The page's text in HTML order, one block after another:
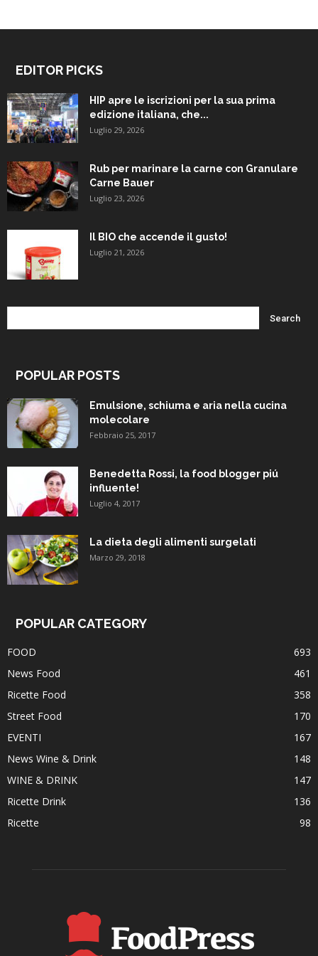
EDITOR PICKS
HIP apre le iscrizioni per la sua prima
edizione italiana, che...
Luglio 29, 2026
Rub per marinare la carne con Granulare
Carne Bauer
Luglio 23, 2026
Il BIO che accende il gusto!
Luglio 21, 2026
POPULAR POSTS
Emulsione, schiuma e aria nella cucina
molecolare
Febbraio 25, 2017
Benedetta Rossi, la food blogger piú
influente!
Luglio 4, 2017
La dieta degli alimenti surgelati
Marzo 29, 2018
POPULAR CATEGORY
FOOD
693
News Food
461
Ricette Food
358
Street Food
170
EVENTI
167
News Wine & Drink
148
WINE & DRINK
147
Ricette Drink
136
Ricette
98